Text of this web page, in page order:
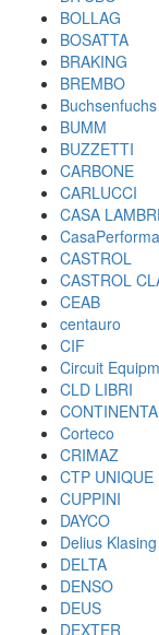
BOLLAG
BOSATTA
BRAKING
BREMBO
Buchsenfuchs
BUMM
BUZZETTI
CARBONE
CARLUCCI
CASA
CASTROL
CASTROL
CEAB
centauro
CIF
Circuit
CLD LIBRI
Corteco
CRIMAZ
CTP UNIQUE
CUPPINI
DAYCO
Delius
DELTA
DENSO
DEUS
DEXTER